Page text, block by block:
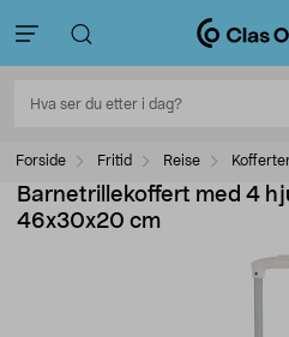
Forside Fritid Reise
Barnetrillekoffert med 4
46x30x20 cm